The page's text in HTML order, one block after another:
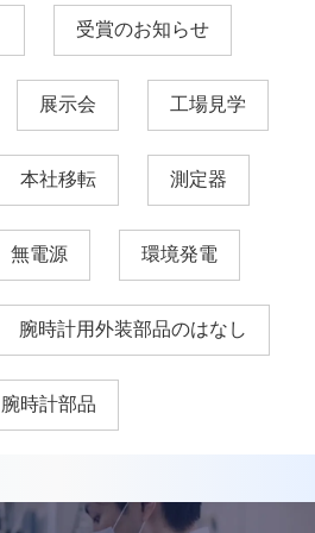
受賞のお知らせ
展示会 工場見学
本社移転 測定器
無電源 環境発電
腕時計用外装部品のはなし
腕時計部品